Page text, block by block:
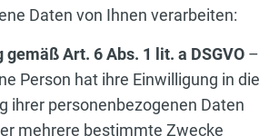
Daten von Ihnen verarbeiten:
Art. 6 Abs. 1 lit. a DSGVO –
Person hat ihre Einwilligung in die
ihrer personenbezogenen Daten
mehrere bestimmte Zwecke